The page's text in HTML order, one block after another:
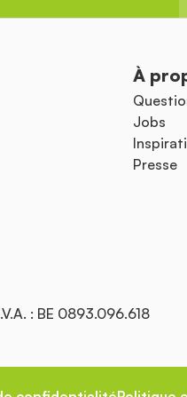
À
Jobs
Presse
: BE 0893.096.618